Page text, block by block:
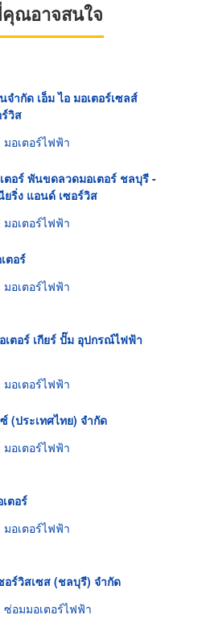
ณอาจสนใจ
ำกัด เอ็ม ไอ มอเตอร์เซลส์
วิส
มอเตอร์ไฟฟ้า
ตอร์ พันขดลวดมอเตอร์ ชลบุรี -
ยริ่ง แอนด์ เซอร์วิส
มอเตอร์ไฟฟ้า
ตอร์
มอเตอร์ไฟฟ้า
เตอร์ เกียร์ ปั๊ม อุปกรณ์ไฟฟ้า
มอเตอร์ไฟฟ้า
(ประเทศไทย) จำกัด
มอเตอร์ไฟฟ้า
ตอร์
มอเตอร์ไฟฟ้า
อร์วิสเซส (ชลบุรี) จำกัด
ซ่อมมอเตอร์ไฟฟ้า